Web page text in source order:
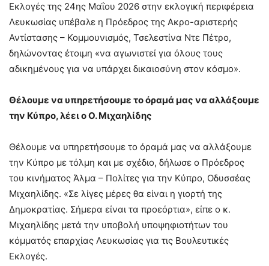
Εκλογές της 24ης Μαΐου 2026 στην εκλογική περιφέρεια
Λευκωσίας υπέβαλε η Πρόεδρος της Ακρο-αριστερής
Αντίστασης – Κομμουνισμός, Τσελεστίνα Ντε Πέτρο,
δηλώνοντας έτοιμη «να αγωνιστεί για όλους τους
αδικημένους για να υπάρχει δικαιοσύνη στον κόσμο».
Θέλουμε να υπηρετήσουμε το όραμά μας να αλλάξουμε
την Κύπρο, λέει ο Ο. Μιχαηλίδης
Θέλουμε να υπηρετήσουμε το όραμά μας να αλλάξουμε
την Κύπρο με τόλμη και με σχέδιο, δήλωσε ο Πρόεδρος
του κινήματος Άλμα – Πολίτες για την Κύπρο, Οδυσσέας
Μιχαηλίδης. «Σε λίγες μέρες θα είναι η γιορτή της
Δημοκρατίας. Σήμερα είναι τα προεόρτια», είπε ο κ.
Μιχαηλίδης μετά την υποβολή υποψηφιοτήτων του
κόμματός επαρχίας Λευκωσίας για τις Βουλευτικές
Εκλογές.